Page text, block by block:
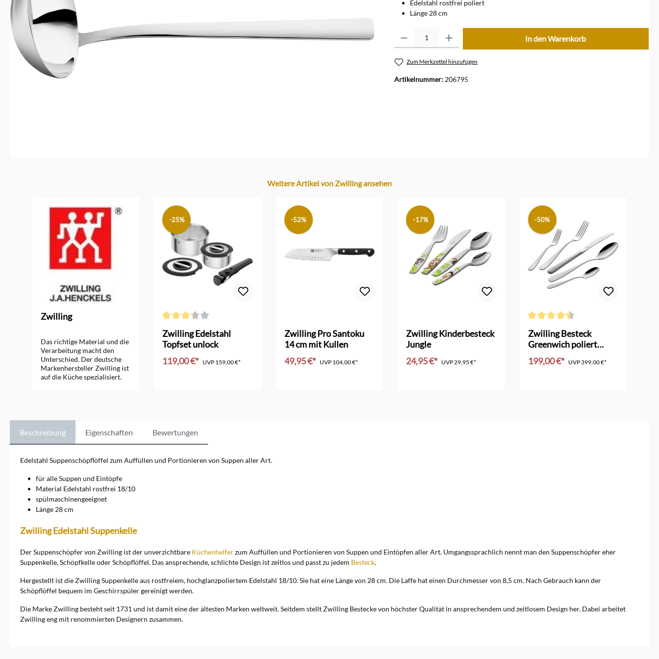
Edelstahl rostfrei poliert
Länge 28 cm
In den Warenkorb
Zum Merkzettel hinzufügen
Artikelnummer: 206795
Weitere Artikel von Zwilling ansehen
Zwilling
Das richtige Material und die
Verarbeitung macht den
Unterschied. Der deutsche
Markenhersteller Zwilling ist
auf die Küche spezialisiert.
Unterschiedliche Edelstähle
sind auf den jeweiligen
Einsatzzweck abgestimmt.
Auch die Verarbeitung ist an
die Bedürfnisse beim Kochen
und Essen angepasst. Zwilling
Generationen Erfahrung und
nutzt dieses für hochwertige
Küchenutensilien. Zwilling
Besteck Gute Qualität und
Unterschied. Deswegen
bietet Zwilling eine große
Geschmack lässt sich
bekanntlich streiten. Das ist
gedeckten Tisch so. Besteck
von Zwilling ist ergonomisch
in der Hand. Gabeln und
Löffel sind so ausgeformt und
verarbeitet, dass alles noch
-25%
Zwilling Edelstahl
Topfset unlock
119,00 €* UVP 159,00 €*
-52%
Zwilling Pro Santoku
14 cm mit Kullen
49,95 €* UVP 104,00 €*
-17%
Zwilling Kinderbesteck
Jungle
24,95 €* UVP29,95 €*
-50%
Zwilling Besteck
Greenwich poliert
68teilig
199,00 €* UVP399,00 €*
Beschreibung Eigenschaften Bewertungen
Edelstahl Suppenschöpflöffel zum Auffüllen und Portionieren von Suppen aller Art.
für alle Suppen und Eintöpfe
Material Edelstahl rostfrei 18/10
spülmaschinengeeignet
Länge 28 cm
Zwilling Edelstahl Suppenkelle
Der Suppenschöpfer von Zwilling ist der unverzichtbare Küchenhelferzum Auffüllen und Portionieren von Suppen und Eintöpfen aller Art. Umgangssprachlich nennt man den Suppenschöpfer eher
Suppenkelle, Schöpfkelle oder Schöpflöffel. Das ansprechende, schlichte Design ist zeitlos und passt zu jedem Besteck.
Hergestellt ist die Zwilling Suppenkelle aus rostfreiem, hochglanzpoliertem Edelstahl 18/10. Sie hat eine Länge von 28 cm. Die Laffe hat einen Durchmesser von 8,5 cm. Nach Gebrauch kann der
Schöpflöffel bequem im Geschirrspüler gereinigt werden.
Die Marke Zwilling besteht seit 1731 und ist damit eine der ältesten Marken weltweit. Seitdem stellt Zwilling Bestecke von höchster Qualität in ansprechendem und zeitlosem Design her. Dabei arbeitet
Zwilling eng mit renommierten Designern zusammen.